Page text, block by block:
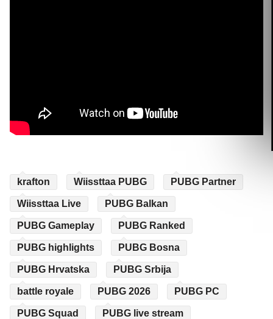
krafton Wiissttaa PUBG PUBG Partner
Wiissttaa Live PUBG Balkan
PUBG Gameplay PUBG Ranked
PUBG highlights PUBG Bosna
PUBG Hrvatska PUBG Srbija
battle royale PUBG 2026 PUBG PC
PUBG Squad PUBG live stream